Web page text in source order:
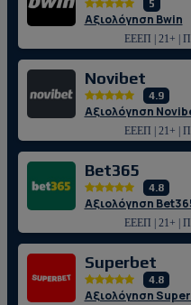
5
Αξιολόγηση Bwin
ΕΕΕΠ | 21+ |
Novibet
4.9
Αξιολόγηση
ΕΕΕΠ | 21+ |
Bet365
4.8
Αξιολόγηση
ΕΕΕΠ | 21+ |
Superbet
4.8
Αξιολόγηση